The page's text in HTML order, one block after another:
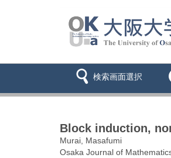
検索画面選択
Block induction,
Murai, Masafumi
Osaka Journal of